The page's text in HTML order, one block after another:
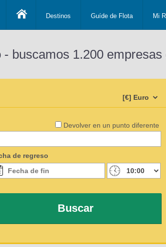
Destinos Guíde de Flota Mi
buscamos 1.200
Devolver en un punto diferente
de regreso
Buscar